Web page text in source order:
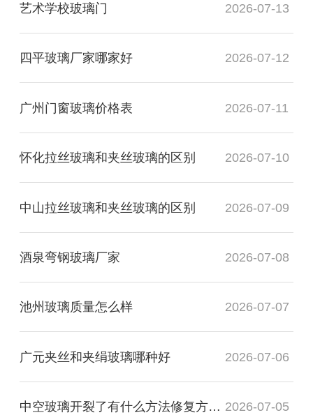
艺术学校玻璃门 2026-07-13
四平玻璃厂家哪家好 2026-07-12
广州门窗玻璃价格表 2026-07-11
怀化拉丝玻璃和夹丝玻璃的区别 2026-07-10
中山拉丝玻璃和夹丝玻璃的区别 2026-07-09
酒泉弯钢玻璃厂家 2026-07-08
池州玻璃质量怎么样 2026-07-07
广元夹丝和夹绢玻璃哪种好 2026-07-06
中空玻璃开裂了有什么方法修复方法？ 2026-07-05